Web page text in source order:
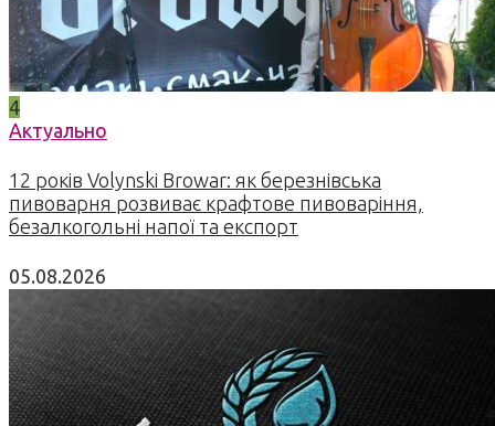
4
Актуально
12 років Volynski Browar: як березнівська
пивоварня розвиває крафтове пивоваріння,
безалкогольні напої та експорт
05.08.2026